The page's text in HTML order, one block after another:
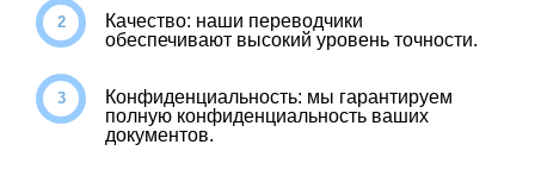
Качество: наши переводчики
обеспечивают высокий уровень точности.
Конфиденциальность: мы гарантируем
полную конфиденциальность ваших
документов.